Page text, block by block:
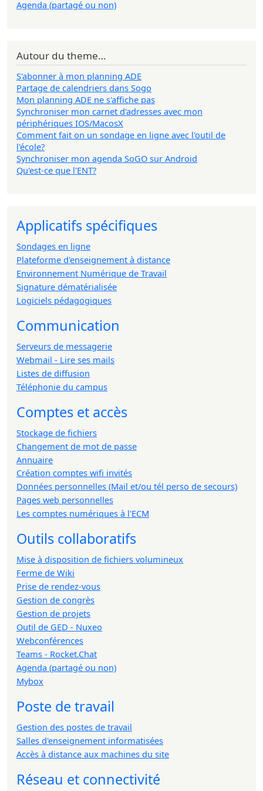
Agenda (partagé ou non)
Autour du theme…
S'abonner à mon planning ADE
Partage de calendriers dans Sogo
Mon planning ADE ne s'affiche pas
Synchroniser mon carnet d'adresses avec mon
périphériques IOS/MacosX
Comment fait on un sondage en ligne avec l'outil de
l'école?
Synchroniser mon agenda SoGO sur Android
Qu'est-ce que l'ENT?
Applicatifs spécifiques
Sondages en ligne
Plateforme d'enseignement à distance
Environnement Numérique de Travail
Signature dématérialisée
Logiciels pédagogiques
Communication
Serveurs de messagerie
Webmail - Lire ses mails
Listes de diffusion
Téléphonie du campus
Comptes et accès
Stockage de fichiers
Changement de mot de passe
Annuaire
Création comptes wifi invités
Données personnelles (Mail et/ou tél perso de secours)
Pages web personnelles
Les comptes numériques à l'ECM
Outils collaboratifs
Mise à disposition de fichiers volumineux
Ferme de Wiki
Prise de rendez-vous
Gestion de congrès
Gestion de projets
Outil de GED - Nuxeo
Webconférences
Teams - Rocket.Chat
Agenda (partagé ou non)
Mybox
Poste de travail
Gestion des postes de travail
Salles d'enseignement informatisées
Accès à distance aux machines du site
Réseau et connectivité